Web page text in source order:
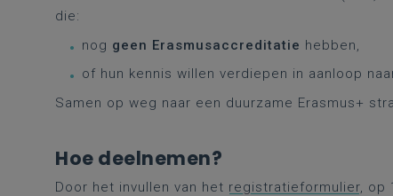
die:
nog geen Erasmusaccreditatie hebben,
of hun kennis willen verdiepen in aanloop
Samen op weg naar een duurzame Erasmus+
Hoe deelnemen?
Door het invullen van het registratieformulier, op